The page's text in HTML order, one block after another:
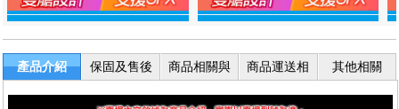
產品介紹
保固及售後
服務
商品相關與
退換貨
商品運送相
關
其他相關